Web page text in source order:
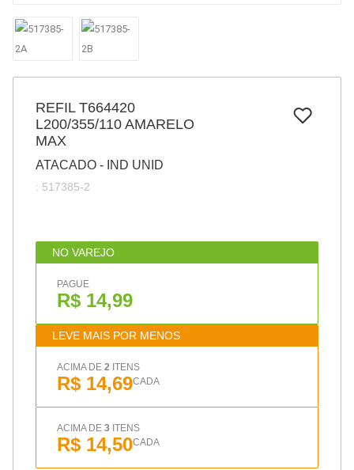
REFIL T664420
L200/355/110 AMARELO
MAX
ATACADO - IND UNID
: 517385-2
NO VAREJO
PAGUE
R$ 14,99
LEVE MAIS POR MENOS
ACIMA DE 2 ITENS
R$ 14,69CADA
ACIMA DE 3 ITENS
R$ 14,50CADA
pincel